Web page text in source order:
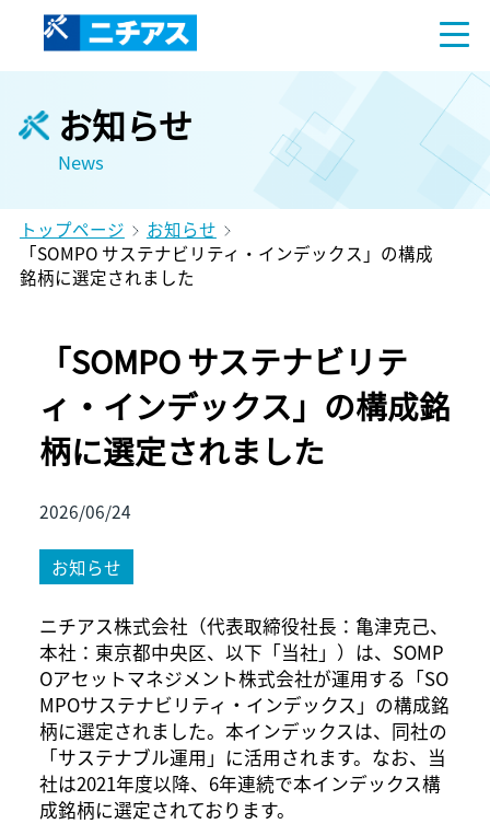
お知らせ
News
トップページ
お知らせ
「SOMPO サステナビリティ・インデックス」の構成
銘柄に選定されました
「SOMPO サステナビリテ
ィ・インデックス」の構成銘
柄に選定されました
2026/06/24
お知らせ
ニチアス株式会社（代表取締役社長：亀津克己、
本社：東京都中央区、以下「当社」）は、SOMP
Oアセットマネジメント株式会社が運用する「SO
MPOサステナビリティ・インデックス」の構成銘
柄に選定されました。本インデックスは、同社の
「サステナブル運用」に活用されます。なお、当
社は2021年度以降、6年連続で本インデックス構
成銘柄に選定されております。